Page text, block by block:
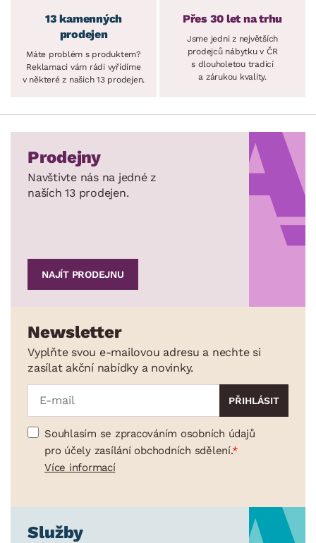
13 kamenných
prodejen
Máte problém s produktem?
Reklamaci vám rádi vyřídíme
v některé z našich 13 prodejen.
Přes 30 let na trhu
Jsme jedni z největších
prodejců nábytku v ČR
s dlouholetou tradicí
a zárukou kvality.
Prodejny
Navštivte nás na jedné z
naších 13 prodejen.
NAJÍT PRODEJNU
Newsletter
Vyplňte svou e-mailovou adresu a nechte si
zasílat akční nabídky a novinky.
Souhlasím se zpracováním osobních údajů
pro účely zasílání obchodních sdělení.
Více informací
Služby